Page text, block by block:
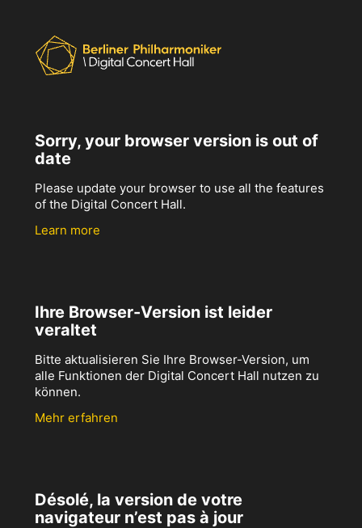
Sorry, your browser version is out of
date
Please update your browser to use all the features
of the Digital Concert Hall.
Learn more
Ihre Browser-Version ist leider
veraltet
Bitte aktualisieren Sie Ihre Browser-Version, um
alle Funktionen der Digital Concert Hall nutzen zu
können.
Mehr erfahren
Désolé, la version de votre
navigateur n’est pas à jour